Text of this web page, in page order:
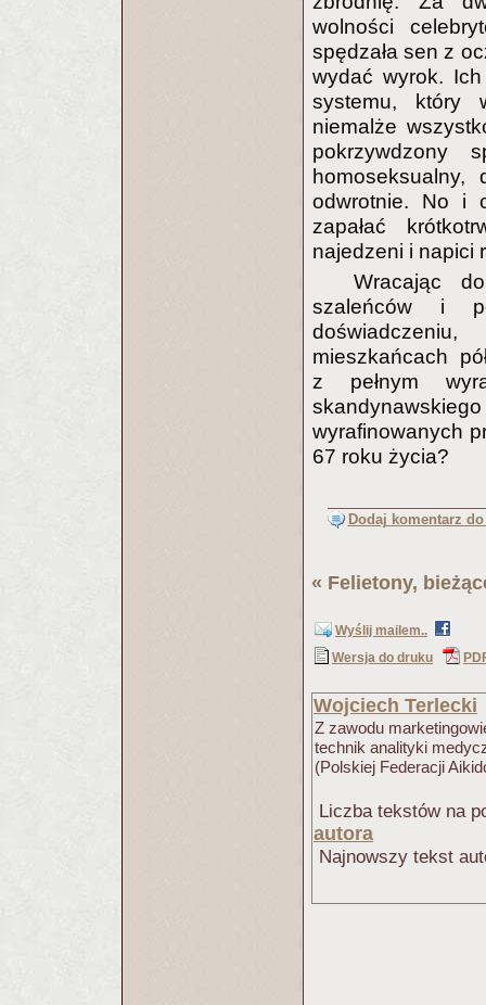
wolności
spędzała sen z
wydać wyrok.
systemu, który
niemalże
pokrzywdzony
odwrotnie. No i
zapałać
najedzeni i napici
Wracając
szaleńców i
mieszkańcach
z pełnym
wyrafinowanych
67 roku życia?
Dodaj komentarz
« Felietony,
Wyślij mailem..
Wersja do druku
Wojciech Terlecki
Z zawodu
technik analityki
(Polskiej Federacji
Liczba tekstów na
autora
Najnowszy tekst